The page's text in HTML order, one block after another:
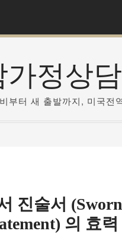
가정상
부터 새 출발까지, 미국전
진술서 (Sworn
의 효력